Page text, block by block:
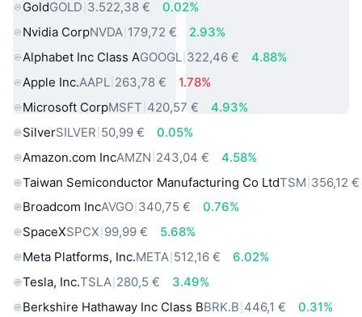
GoldGOLD 3.522,38 €
0.02%
Nvidia CorpNVDA 179,72 €
2.93%
Alphabet Inc Class AGOOGL 322,46 €
4.88%
Apple Inc.AAPL 263,78 €
1.78%
Microsoft CorpMSFT 420,57 €
4.93%
SilverSILVER 50,99 €
0.05%
Amazon.com IncAMZN 243,04 €
4.58%
Taiwan Semiconductor Manufacturing Co LtdTSM 356,12 €
Broadcom IncAVGO 340,75 €
0.76%
SpaceXSPCX 99,99 €
5.68%
Meta Platforms, Inc.META 512,16 €
6.02%
Tesla, Inc.TSLA 280,5 €
3.49%
Berkshire Hathaway Inc Class BBRK.B 446,1 €
0.31%